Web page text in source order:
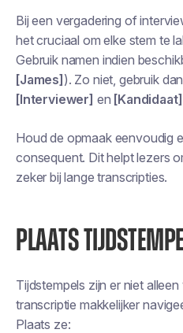
Bij een vergadering of
het cruciaal om elke stem te
Gebruik namen indien
[James] ). Zo niet, gebruik
[Interviewer] en [Kandidaat]
Houd de opmaak eenvoudig
consequent. Dit helpt lezers
zeker bij lange transcripties.
PLAATS
Tijdstempels zijn er niet
transcriptie makkelijker
Plaats ze: